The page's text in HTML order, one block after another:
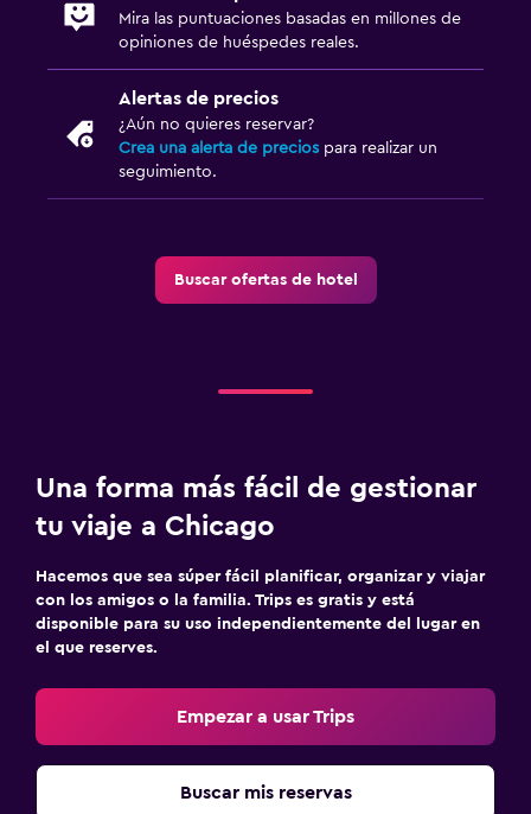
Mira las puntuaciones basadas en millones de
opiniones de huéspedes reales.
Alertas de precios
¿Aún no quieres reservar?
Crea una alerta de precios para realizar un
seguimiento.
Buscar ofertas de hotel
Una forma más fácil de gestionar
tu viaje a Chicago
Hacemos que sea súper fácil planificar, organizar y viajar
con los amigos o la familia. Trips es gratis y está
disponible para su uso independientemente del lugar en
el que reserves.
Empezar a usar Trips
Buscar mis reservas